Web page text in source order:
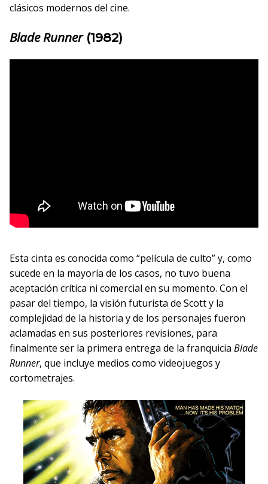
clásicos modernos del cine.
Blade Runner(1982)
Esta cinta es conocida como “película de culto” y, como
sucede en la mayoría de los casos, no tuvo buena
aceptación crítica ni comercial en su momento. Con el
pasar del tiempo, la visión futurista de Scott y la
complejidad de la historia y de los personajes fueron
aclamadas en sus posteriores revisiones, para
finalmente ser la primera entrega de la franquicia Blade
Runner, que incluye medios como videojuegos y
cortometrajes.